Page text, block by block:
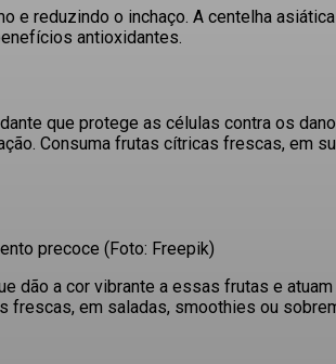
e reduzindo o inchaço. A centelha
antioxidantes.
que protege as células contra os
Consuma frutas cítricas frescas, em
precoce (Foto: Freepik)
dão a cor vibrante a essas frutas e
frescas, em saladas, smoothies ou